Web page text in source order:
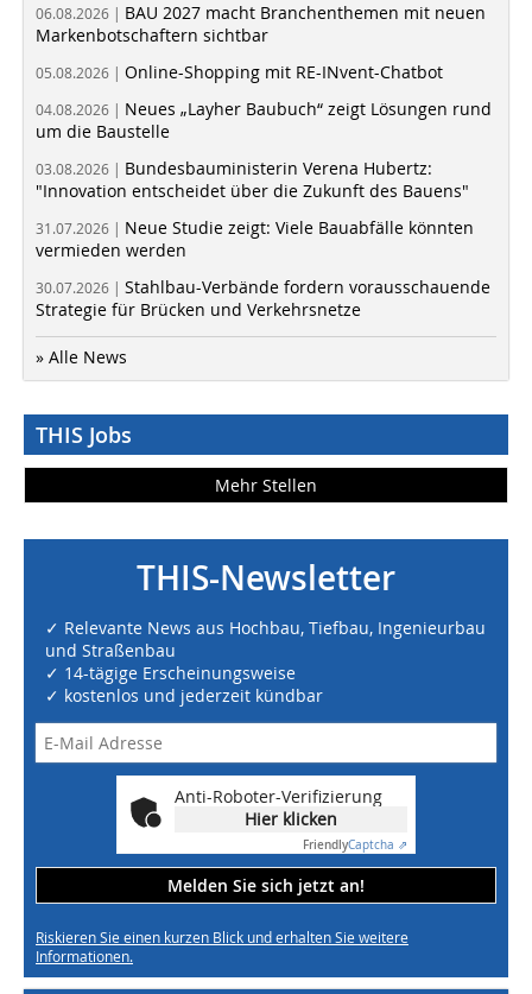
06.08.2026 | BAU 2027 macht Branchenthemen mit neuen
Markenbotschaftern sichtbar
05.08.2026 | Online-Shopping mit RE-INvent-Chatbot
04.08.2026 | Neues „Layher Baubuch“ zeigt Lösungen rund
um die Baustelle
03.08.2026 | Bundesbauministerin Verena Hubertz:
"Innovation entscheidet über die Zukunft des Bauens"
31.07.2026 | Neue Studie zeigt: Viele Bauabfälle könnten
vermieden werden
30.07.2026 | Stahlbau-Verbände fordern vorausschauende
Strategie für Brücken und Verkehrsnetze
» Alle News
THIS Jobs
Mehr Stellen
THIS-Newsletter
✓ Relevante News aus Hochbau, Tiefbau, Ingenieurbau
und Straßenbau
✓ 14-tägige Erscheinungsweise
✓ kostenlos und jederzeit kündbar
Anti-Roboter-Verifizierung
Hier klicken
FriendlyCaptcha ⇗
Melden Sie sich jetzt an!
Riskieren Sie einen kurzen Blick und erhalten Sie weitere
Informationen.